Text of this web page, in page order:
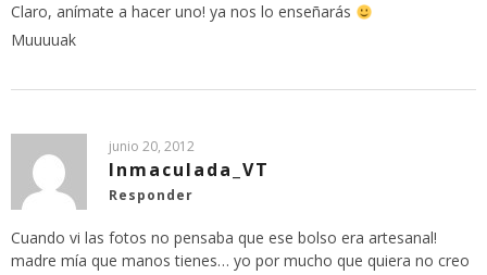
Claro, anímate a hacer uno! ya nos lo enseñarás
Muuuuak
junio 20, 2012
Inmaculada_VT
Responder
Cuando vi las fotos no pensaba que ese bolso era artesanal!
madre mía que manos tienes… yo por mucho que quiera no creo